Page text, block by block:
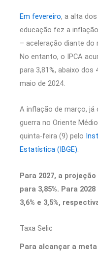
Em fevereiro, a alta
educação fez a
– aceleração diante do
No entanto, o IPCA
para 3,81%, abaixo dos
maio de 2024.
A inflação de março,
guerra no Oriente
quinta-feira (9) pelo
Estatística (IBGE).
Para 2027, a
para 3,85%. Para
3,6% e 3,5%,
Taxa Selic
Para alcançar a